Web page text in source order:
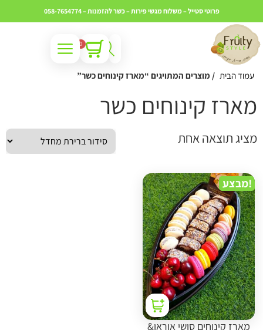
פרוטי סטייל – משלוח מגשי פירות – כשרלהזמנות – 058-7654774
0
עמוד הבית / מוצרים המתויגים “מארז קינוחים כשר”
קינוחים כשר
תוצאה אחת
מארז קינוחים סושי אוראו&